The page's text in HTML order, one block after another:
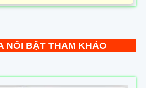
NỔI BẬT THAM KHẢO